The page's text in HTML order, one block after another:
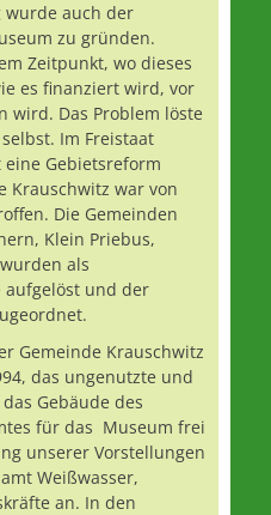
wurde auch der
zu gründen.
Zeitpunkt, wo dieses
es finanziert wird, vor
wird. Das Problem löste
Im Freistaat
eine Gebietsreform
Krauschwitz war von
Die Gemeinden
Klein Priebus,
als
aufgelöst und der
Gemeinde Krauschwitz
das ungenutzte und
Gebäude des
für das Museum frei
unserer Vorstellungen
Weißwasser,
an. In den